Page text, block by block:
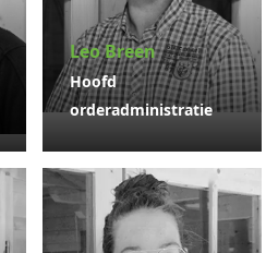
Leo Breen
Hoofd
orderadministratie